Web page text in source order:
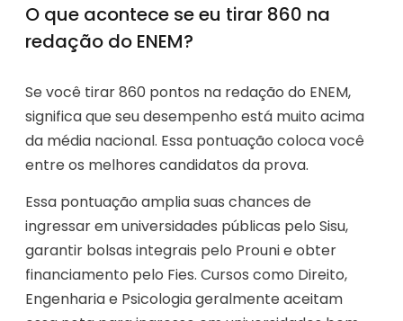
O que acontece se eu tirar 860 na
redação do ENEM?
Se você tirar 860 pontos na redação do ENEM,
significa que seu desempenho está muito acima
da média nacional. Essa pontuação coloca você
entre os melhores candidatos da prova.
Essa pontuação amplia suas chances de
ingressar em universidades públicas pelo Sisu,
garantir bolsas integrais pelo Prouni e obter
financiamento pelo Fies. Cursos como Direito,
Engenharia e Psicologia geralmente aceitam